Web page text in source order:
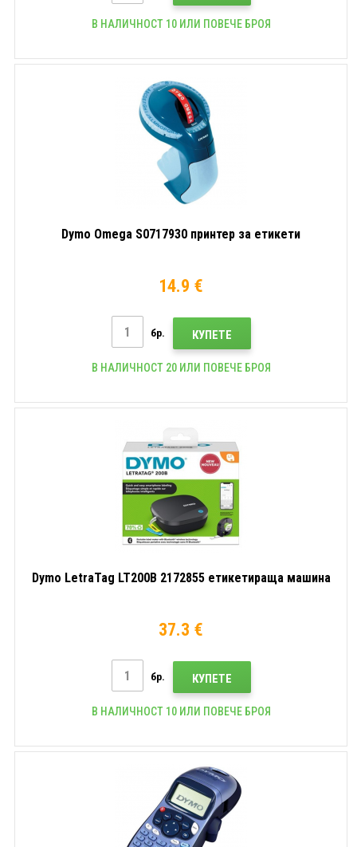
В НАЛИЧНОСТ 10 ИЛИ ПОВЕЧЕ БРОЯ
Dymo Omega S0717930 принтер за етикети
14.9 €
бр. КУПЕТЕ
В НАЛИЧНОСТ 20 ИЛИ ПОВЕЧЕ БРОЯ
Dymo LetraTag LT200B 2172855 етикетираща машина
37.3 €
бр. КУПЕТЕ
В НАЛИЧНОСТ 10 ИЛИ ПОВЕЧЕ БРОЯ